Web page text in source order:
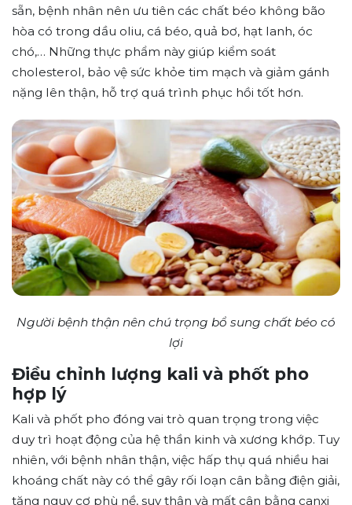
sẵn, bệnh nhân nên ưu tiên các chất béo không bão
hòa có trong dầu oliu, cá béo, quả bơ, hạt lanh, óc
chó,… Những thực phẩm này giúp kiểm soát
cholesterol, bảo vệ sức khỏe tim mạch và giảm gánh
nặng lên thận, hỗ trợ quá trình phục hồi tốt hơn.
Người bệnh thận nên chú trọng bổ sung chất béo có
lợi
Điều chỉnh lượng kali và phốt pho
hợp lý
Kali và phốt pho đóng vai trò quan trọng trong việc
duy trì hoạt động của hệ thần kinh và xương khớp. Tuy
nhiên, với bệnh nhân thận, việc hấp thụ quá nhiều hai
khoáng chất này có thể gây rối loạn cân bằng điện giải,
tăng nguy cơ phù nề, suy thận và mất cân bằng canxi